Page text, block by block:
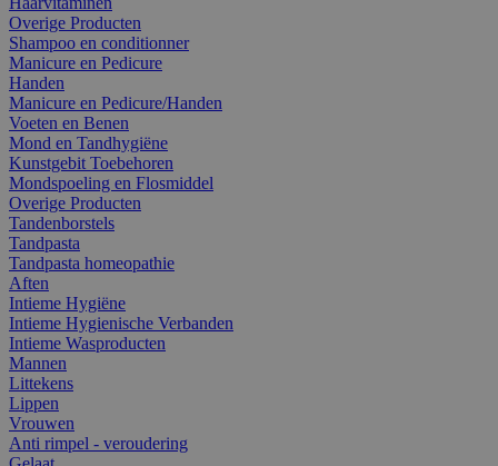
Overige Producten
Shampoo en conditionner
Manicure en Pedicure
Handen
Manicure en Pedicure/Handen
Voeten en Benen
Mond en Tandhygiëne
Kunstgebit Toebehoren
Mondspoeling en Flosmiddel
Overige Producten
Tandenborstels
Tandpasta
Tandpasta homeopathie
Aften
Intieme Hygiëne
Intieme Hygienische Verbanden
Intieme Wasproducten
Mannen
Littekens
Lippen
Vrouwen
Anti rimpel - veroudering